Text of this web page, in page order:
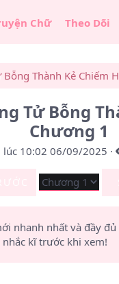
Chữ Theo Dõi
Thành Kẻ Chiếm
Tử Bỗng
Chương 1
10:02 06/09/2025 ·
nhanh nhất và đầy đủ
kĩ trước khi xem!